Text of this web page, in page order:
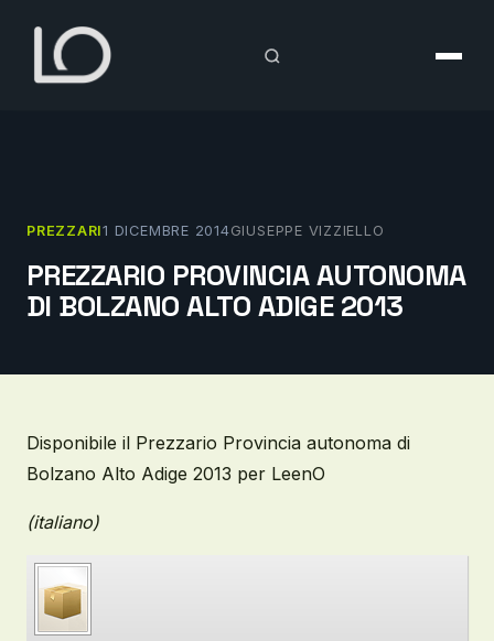
contenuto
PREZZARI1 DICEMBRE 2014GIUSEPPE VIZZIELLO
PREZZARIO PROVINCIA AUTONOMA
DI BOLZANO ALTO ADIGE 2013
Disponibile il Prezzario Provincia autonoma di
Bolzano Alto Adige 2013 per LeenO
(italiano)